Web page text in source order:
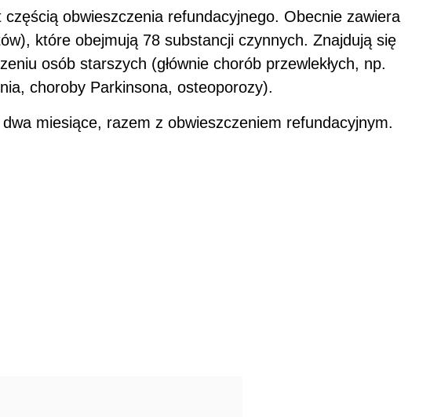
częścią obwieszczenia refundacyjnego. Obecnie zawiera
które obejmują 78 substancji czynnych. Znajdują się
osób starszych (głównie chorób przewlekłych, np.
choroby Parkinsona, osteoporozy).
miesiące, razem z obwieszczeniem refundacyjnym.